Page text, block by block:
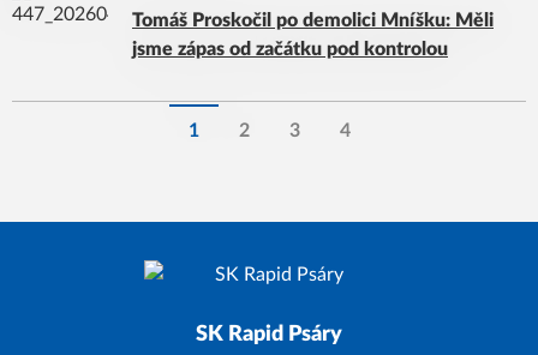
Tomáš Proskočil po demolici Mníšku: Měli
jsme zápas od začátku pod kontrolou
1 2 3 4
SK Rapid Psáry